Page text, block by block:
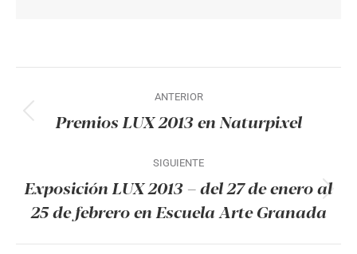
Navegación
entre
publicaciones
ANTERIOR
Publicación
Premios LUX 2013 en Naturpixel
SIGUIENTE
Publicación
siguiente:
Exposición LUX 2013 – del 27 de enero al
25 de febrero en Escuela Arte Granada